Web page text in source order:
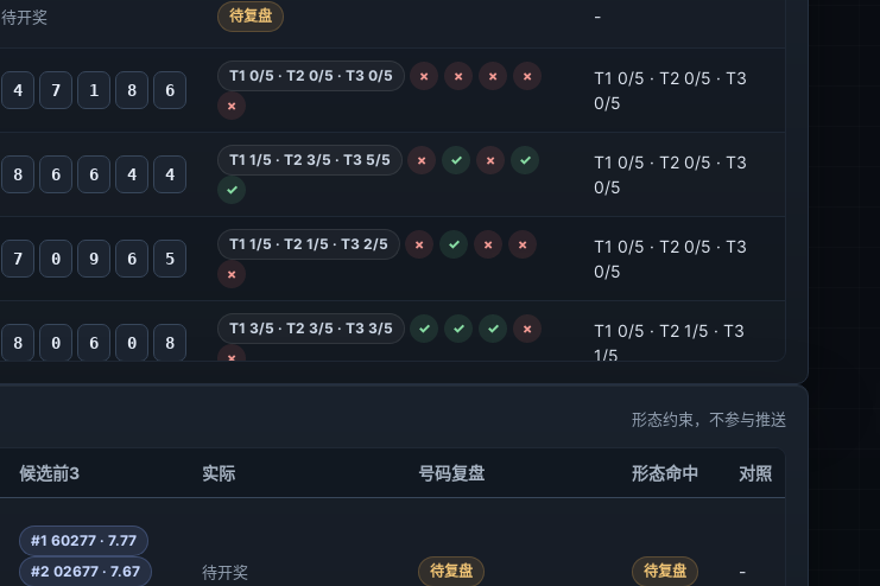
个位 0 · 观
万位:0/5|防2/3 千位:1/5|防2/0 百位:0/1|防3/5 十位:1/0|防3/5 个位:3/1|防0/4 百位 7 · 观
高和值防守 0/5
大跨度防守 0/5
0
万位:0/2|防5/3 千位:4/1|防2/0 百位:4/0|防1/8 十位:1/0|防4/3 个位:1/3|防4/0
百位 6 · 观
十位 5 · 观
偏大偏奇防守 1/5
6 7 0 7
×
×
万位 6 · 观
个位 7 · 观
T1 0/5 · T2 2/5 · T3 2/5
✓
✓ ×
万位:1/0|防5/4 千位:1/3|防5/2 百位:1/4|防5/3 十位:1/3|防6/5 个位:3/2|防4/0 百位 7 · 观
偏大偏奇防守 1/5
0
待开奖 待复盘 -
4 7 1 8 6
T1 0/5 · T2 0/5 · T3 0/5 × × ×
×
×
T1 0/5 · T2 0/5 · T3
0/5
8 6 6 4 4
T1 1/5 · T2 3/5 · T3 5/5 × ✓ ×
✓
✓
T1 0/5 · T2 0/5 · T3
0/5
7 0 9 6 5
T1 1/5 · T2 1/5 · T3 2/5 × ✓ ×
×
×
T1 0/5 · T2 0/5 · T3
0/5
8 0 6 0 8
T1 3/5 · T2 3/5 · T3 3/5 ✓ ✓ ✓
×
×
T1 0/5 · T2 1/5 · T3
1/5
T1 1/5 · T2 2/5 · T3
T1 0/5 · T2 0/5 · T3 1/5 × × ×
×
T1 0/5 · T2 2/5 · T3
T1 1/5 · T2 2/5 · T3 2/5 × ✓
形态约束，不参与推送
候选前3 实际 号码复盘 形态命中 对照
#1 60277 · 7.77
#2 02677 · 7.67
待开奖 待复盘 待复盘 -